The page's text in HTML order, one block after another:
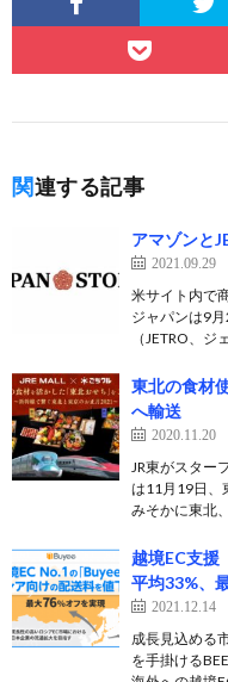
関連する記事
アマゾンと
2021.09.29
米サイト内で
ジャパンは9
（JETRO、
東北の食材
へ輸送
2020.11.20
JR東がスター
は11月19日、
みそかに東北
越境EC支援
平均33%、
2021.12.14
成長見込める
を手掛ける